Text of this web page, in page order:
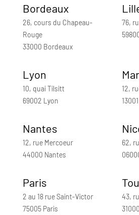
Bordeaux
26, cours du Chapeau-
Rouge
33000 Bordeaux
76,
Lyon
10, quai Tilsitt
69002 Lyon
12,
Nantes
12, rue Mercoeur
44000 Nantes
62,
Paris
2 au 18 rue Saint-Victor
75005 Paris
43,